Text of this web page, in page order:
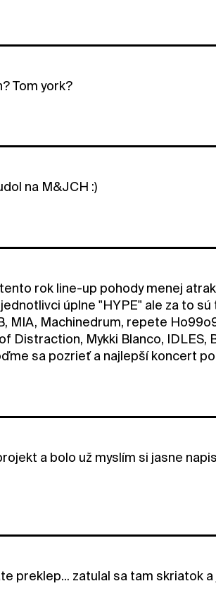
Tom york?
na M&JCH :)
rok line-up pohody menej
úplne "HYPE" ale za to
MIA, Machinedrum, repete
Distraction, Mykki Blanco,
sa pozrieť a najlepší koncert
a bolo už myslím si jasne
preklep... zatulal sa tam skriatok